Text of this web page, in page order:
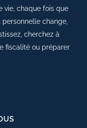
vie, chaque fois que
change,
cherchez à
fiscalité ou préparer